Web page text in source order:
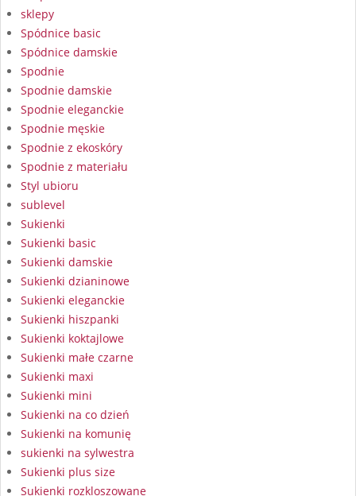
sklepy
Spódnice basic
Spódnice damskie
Spodnie
Spodnie damskie
Spodnie eleganckie
Spodnie męskie
Spodnie z ekoskóry
Spodnie z materiału
Styl ubioru
sublevel
Sukienki
Sukienki basic
Sukienki damskie
Sukienki dzianinowe
Sukienki eleganckie
Sukienki hiszpanki
Sukienki koktajlowe
Sukienki małe czarne
Sukienki maxi
Sukienki mini
Sukienki na co dzień
Sukienki na komunię
sukienki na sylwestra
Sukienki plus size
Sukienki rozkloszowane